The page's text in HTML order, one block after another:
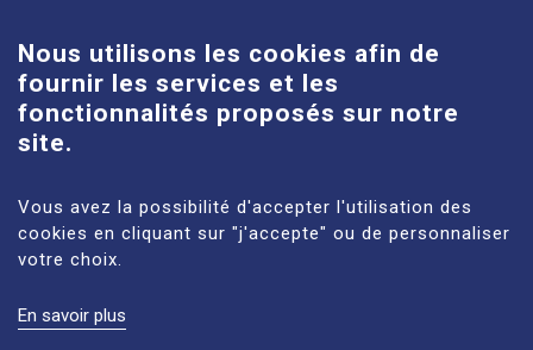
Site Louise-Michel
61 route de Châteaugay, 63118 Cébazat
En savoir plus
MENTIONS LÉGALES
Nous utilisons les cookies afin de
fournir les services et les
fonctionnalités proposés sur notre
site.
Vous avez la possibilité d'accepter l'utilisation des
cookies en cliquant sur "j'accepte" ou de personnaliser
votre choix.
En savoir plus